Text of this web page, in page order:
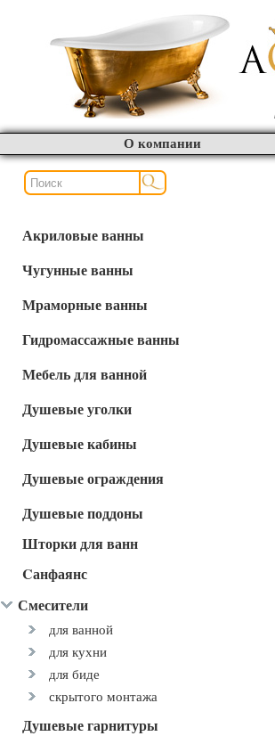
О компании
Акриловые ванны
Чугунные ванны
Мраморные ванны
Гидромассажные ванны
Мебель для ванной
Душевые уголки
Душевые кабины
Душевые ограждения
Душевые поддоны
Шторки для ванн
Cанфаянс
Смесители
для ванной
для кухни
для биде
скрытого монтажа
Душевые гарнитуры